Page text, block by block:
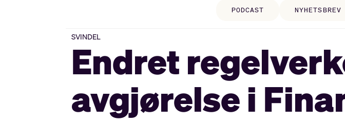
PODCAST NYHETSBREV
SVINDEL
Endret
avgjørelse i